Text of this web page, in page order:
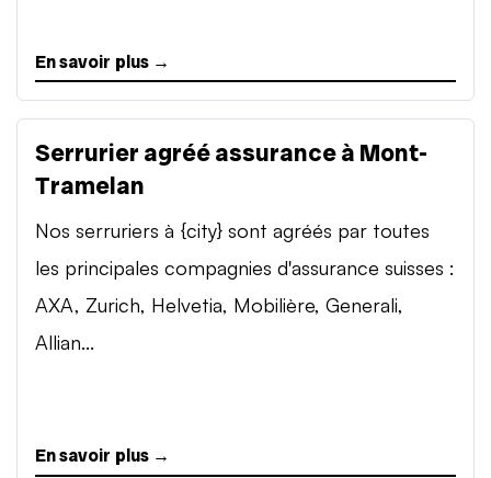
En savoir plus →
Serrurier agréé assurance à Mont-
Tramelan
Nos serruriers à {city} sont agréés par toutes
les principales compagnies d'assurance suisses :
AXA, Zurich, Helvetia, Mobilière, Generali,
Allian...
En savoir plus →